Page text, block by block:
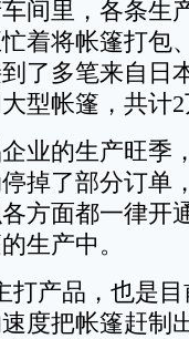
里，各条生
着将帐篷打包
了多笔来自日
型帐篷，共计
的生产旺季
掉了部分订单
方面都一律开
生产中。
产品，也是目
度把帐篷赶制